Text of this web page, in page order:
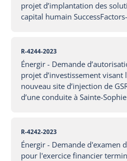
projet d’implantation des
capital humain
R-4244-2023
Énergir - Demande
projet d’investissement visant
nouveau site d’injection de
d’une conduite à Sainte-Sophie
R-4242-2023
Énergir - Demande d'examen
pour l'exercice financier